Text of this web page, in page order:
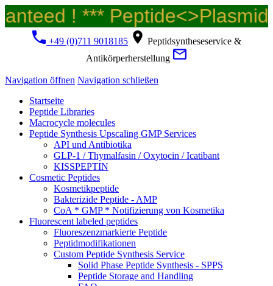
! ***
+49 (0)711 9018185
Peptidsyntheseservice &
Antikörperherstellung
Navigation öffnen Navigation schließen
Startseite
Peptide Libraries
Macrocycle molecules
Peptide Synthesis Upscaling GMP Services
API und Antibiotika
GLP-1 / Thymalfasin / Oxytocin / Icatibant
KISSPEPTIN
Cosmetic Peptides
Kosmetikpeptide
Bakterizide Peptide - AMP
CoA * GMP * Notifizierung von Kosmetika
Fluorescent labeled peptides
Fluoreszenzmarkierte Peptide
Peptidmodifikationen
Custom Peptide Synthesis Service
Solid Phase Peptide Synthesis - SPPS
Peptide Storage and Handling